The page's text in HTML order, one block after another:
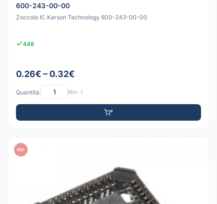
600-243-00-00
Zoccolo IC Karson Technology 600-243-00-00
448
0.26€ – 0.32€
Quantità: Min: 1
PDF